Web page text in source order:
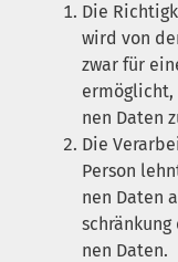
Die
wird von
zwar für
nen Daten
Die
Per­son
nen Daten
nen Daten.